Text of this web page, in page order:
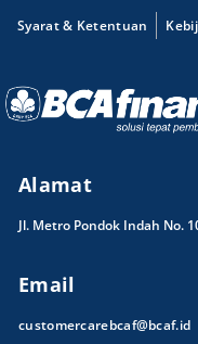
Syarat & Ketentuan
Alamat
Jl. Metro Pondok Indah No.
Email
customercarebcaf@bcaf.id